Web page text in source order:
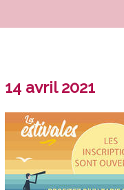
14 avril 2021